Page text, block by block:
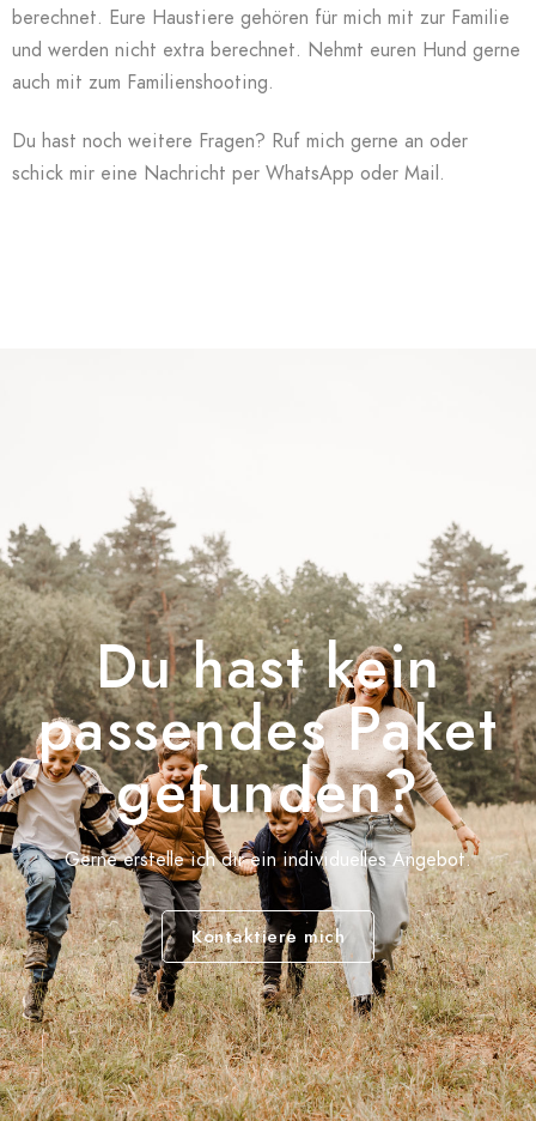
berechnet. Eure Haustiere gehören für mich mit zur Familie
und werden nicht extra berechnet. Nehmt euren Hund gerne
auch mit zum Familienshooting.
Du hast noch weitere Fragen? Ruf mich gerne an oder
schick mir eine Nachricht per WhatsApp oder Mail.
Du hast kein
passendes Paket
gefunden?
Gerne erstelle ich dir ein individuelles Angebot.
Kontaktiere mich